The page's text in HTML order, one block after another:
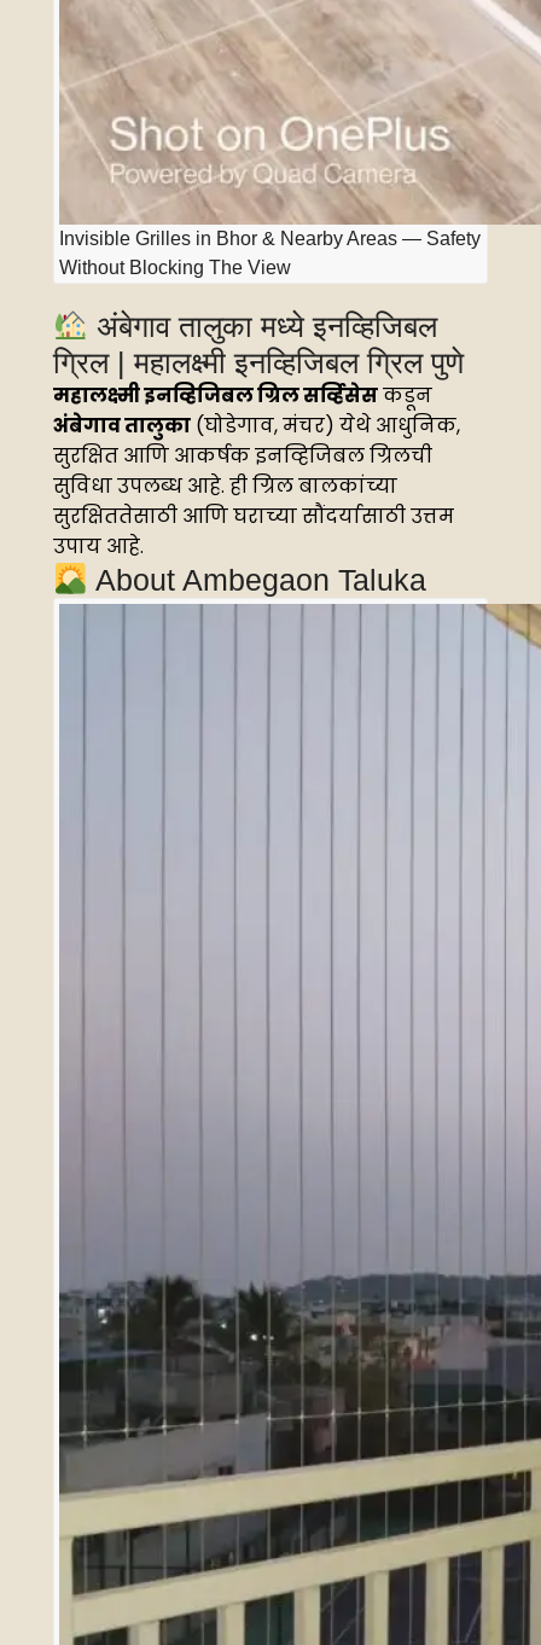
Invisible Grilles in Bhor & Nearby Areas — Safety
Without Blocking The View
अंबेगाव तालुका मध्ये इनव्हिजिबल
ग्रिल | महालक्ष्मी इनव्हिजिबल ग्रिल पुणे
महालक्ष्मी इनव्हिजिबल ग्रिल सर्व्हिसेसकडून
अंबेगाव तालुका (घोडेगाव, मंचर) येथे आधुनिक,
सुरक्षित आणि आकर्षक इनव्हिजिबल ग्रिलची
सुविधा उपलब्ध आहे. ही ग्रिल बालकांच्या
सुरक्षिततेसाठी आणि घराच्या सौंदर्यासाठी उत्तम
उपाय आहे.
About Ambegaon Taluka